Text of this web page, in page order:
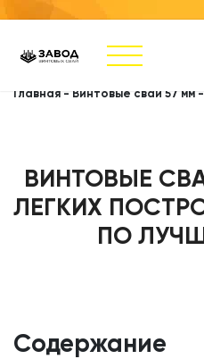
Главная - Винтовые сваи 57 мм
ВИНТОВЫЕ
ЛЕГКИХ
ПО
Содержание